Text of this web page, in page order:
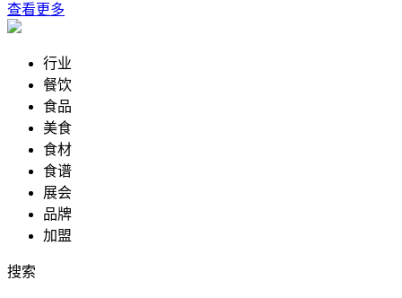
查看更多
行业
餐饮
食品
美食
食材
食谱
展会
品牌
加盟
搜索